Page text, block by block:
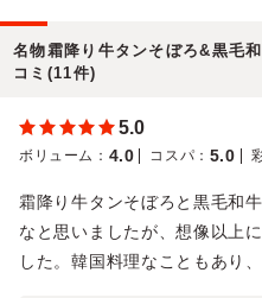
名物霜降り牛タンそぼろ&黒毛
コミ(11件)
5.0
ボリューム ： 4.0 コスパ ： 5.0
霜降り牛タンそぼろと黒毛和
なと思いましたが、想像以上
した。韓国料理なこともあり